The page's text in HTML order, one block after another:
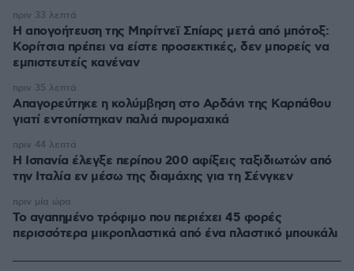
Η απογοήτευση της Μπρίτνεϊ Σπίαρς μετά από μπότοξ:
Κορίτσια πρέπει να είστε προσεκτικές, δεν μπορείς να
εμπιστευτείς κανέναν
πριν 33 λεπτά
Απαγορεύτηκε η κολύμβηση στο Αρδάνι της Καρπάθου
γιατί εντοπίστηκαν παλιά πυρομαχικά
πριν 35 λεπτά
Η Ισπανία έλεγξε περίπου 200 αφίξεις ταξιδιωτών από
την Ιταλία εν μέσω της διαμάχης για τη Σένγκεν
πριν 44 λεπτά
Το αγαπημένο τρόφιμο που περιέχει 45 φορές
περισσότερα μικροπλαστικά από ένα πλαστικό μπουκάλι
πριν μία ώρα